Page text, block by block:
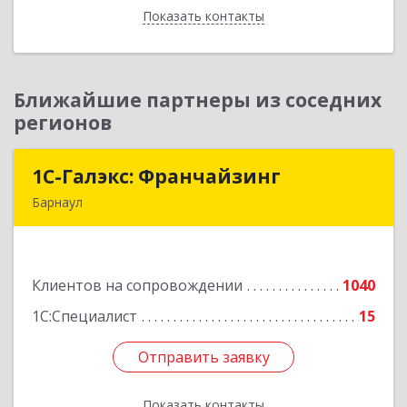
Показать контакты
Назад
Ближайшие партнеры из соседних
регионов
1С-Галэкс: Франчайзинг
Барнаул
Клиентов на сопровождении
1040
1С:Специалист
15
Отправить заявку
1С-Галэкс: Франчайзинг
Подробнее
Отправить заявку